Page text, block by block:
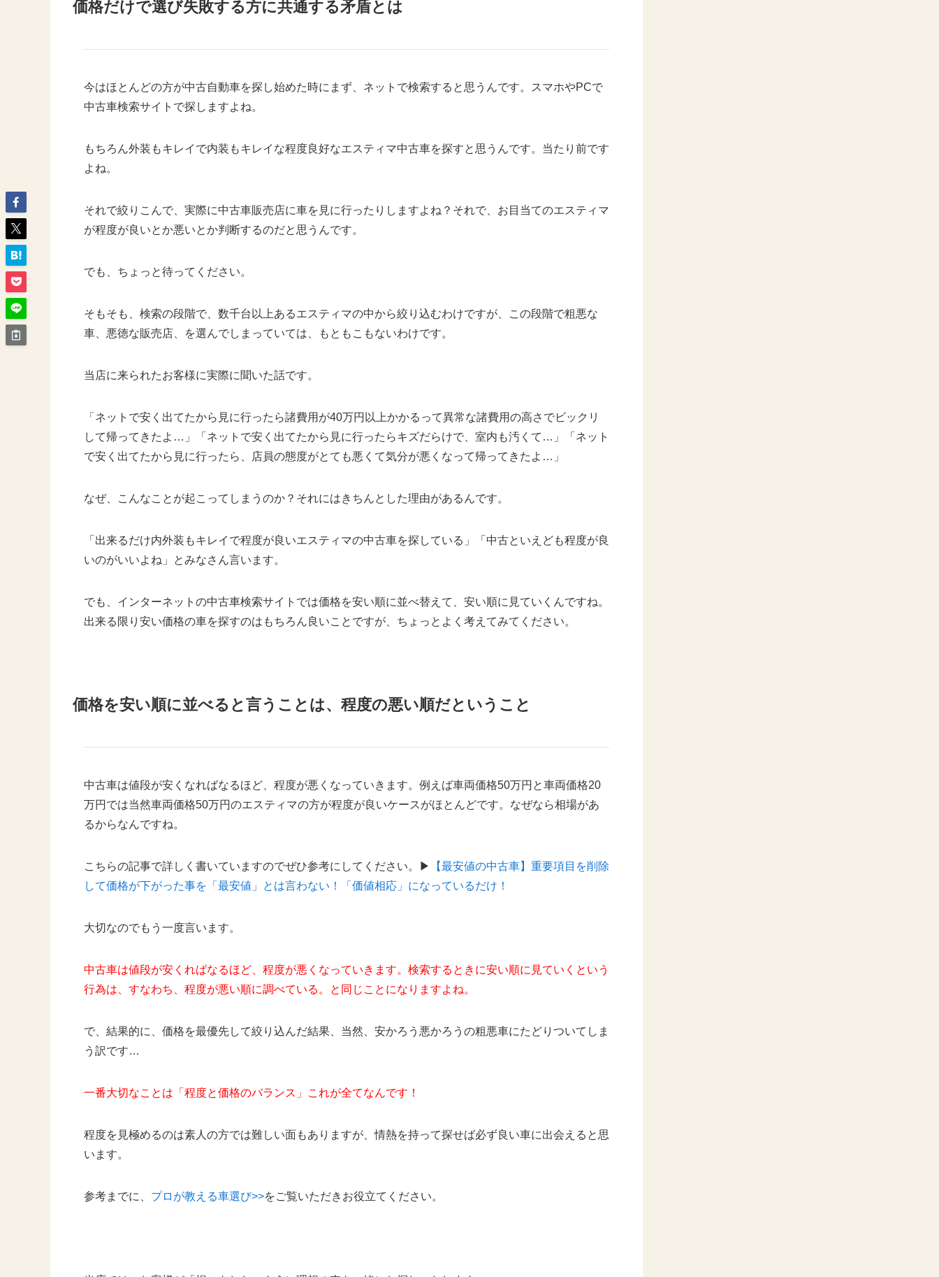
価格だけで選び失敗する方に共通する矛盾とは
今はほとんどの方が中古自動車を探し始めた時にまず、ネットで検索すると思うんです。スマホやPCで
中古車検索サイトで探しますよね。
もちろん外装もキレイで内装もキレイな程度良好なエスティマ中古車を探すと思うんです。当たり前です
よね。
それで絞りこんで、実際に中古車販売店に車を見に行ったりしますよね？それで、お目当てのエスティマ
が程度が良いとか悪いとか判断するのだと思うんです。
でも、ちょっと待ってください。
そもそも、検索の段階で、数千台以上あるエスティマの中から絞り込むわけですが、この段階で粗悪な
車、悪徳な販売店、を選んでしまっていては、もともこもないわけです。
当店に来られたお客様に実際に聞いた話です。
「ネットで安く出てたから見に行ったら諸費用が40万円以上かかるって異常な諸費用の高さでビックリ
して帰ってきたよ…」「ネットで安く出てたから見に行ったらキズだらけで、室内も汚くて…」「ネット
で安く出てたから見に行ったら、店員の態度がとても悪くて気分が悪くなって帰ってきたよ…」
なぜ、こんなことが起こってしまうのか？それにはきちんとした理由があるんです。
「出来るだけ内外装もキレイで程度が良いエスティマの中古車を探している」「中古といえども程度が良
いのがいいよね」とみなさん言います。
でも、インターネットの中古車検索サイトでは価格を安い順に並べ替えて、安い順に見ていくんですね。
出来る限り安い価格の車を探すのはもちろん良いことですが、ちょっとよく考えてみてください。
価格を安い順に並べると言うことは、程度の悪い順だということ
中古車は値段が安くなればなるほど、程度が悪くなっていきます。例えば車両価格50万円と車両価格20
万円では当然車両価格50万円のエスティマの方が程度が良いケースがほとんどです。なぜなら相場があ
るからなんですね。
こちらの記事で詳しく書いていますのでぜひ参考にしてください。▶
【最安値の中古車】重要項目を削除
して価格が下がった事を「最安値」とは言わない！「価値相応」になっているだけ！
大切なのでもう一度言います。
中古車は値段が安くればなるほど、程度が悪くなっていきます。検索するときに安い順に見ていくという
行為は、すなわち、程度が悪い順に調べている。と同じことになりますよね。
で、結果的に、価格を最優先して絞り込んだ結果、当然、安かろう悪かろうの粗悪車にたどりついてしま
う訳です…
一番大切なことは「程度と価格のバランス」これが全てなんです！
程度を見極めるのは素人の方では難しい面もありますが、情熱を持って探せば必ず良い車に出会えると思
います。
参考までに、 プロが教える車選び>>をご覧いただきお役立てください。